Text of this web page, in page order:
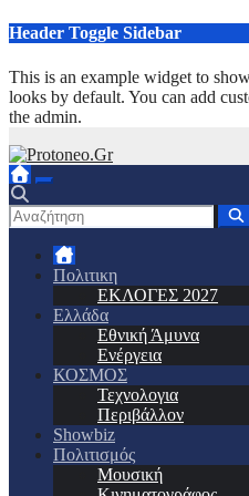
Μετάβαση
περιεχόμενο
Header Toggle Sidebar
This is an example widget to
looks by default. You can add
the admin.
Πολιτικη
ΕΚΛΟΓΕΣ 2027
Ελλάδα
Εθνική Άμυνα
Ενέργεια
ΚΟΣΜΟΣ
Τεχνολογια
Περιβάλλον
Showbiz
Πολιτισμός
Μουσική